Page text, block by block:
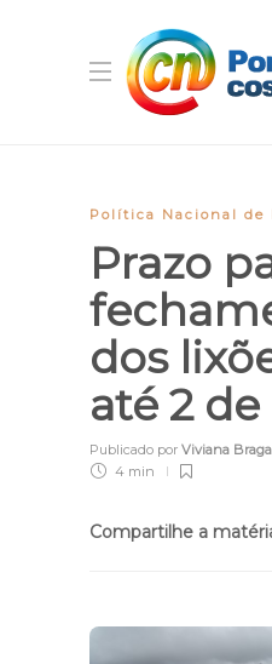
Política Nacional de
Prazo
dos
até 2
Publicado por Viviana Braga
4 min
Compartilhe a